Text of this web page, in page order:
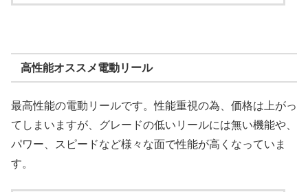
高性能オススメ電動リール
最高性能の電動リールです。性能重視の為、価格は上がっ
てしまいますが、グレードの低いリールには無い機能や、
パワー、スピードなど様々な面で性能が高くなっていま
す。